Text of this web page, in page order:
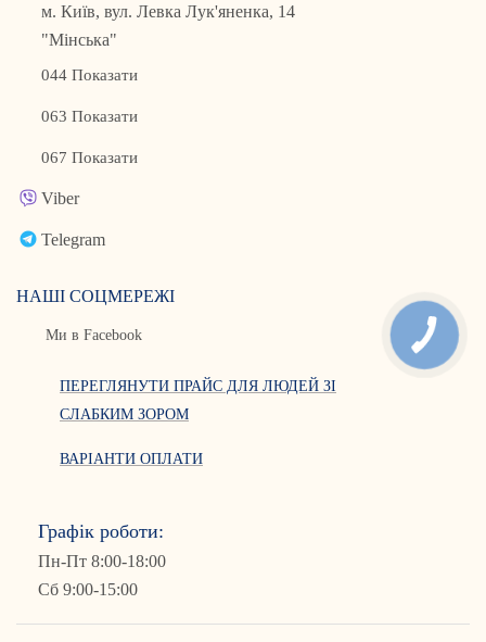
Графік роботи:
Пн-Пт 8:00-18:00
Сб 9:00-15:00
м. Київ, вул. Левка Лук'яненка, 14
"Мінська"
044 Показати
063 Показати
067 Показати
Viber
Telegram
НАШІ СОЦМЕРЕЖІ
Ми в Facebook
ПЕРЕГЛЯНУТИ ПРАЙС ДЛЯ ЛЮДЕЙ ЗІ
СЛАБКИМ ЗОРОМ
ВАРІАНТИ ОПЛАТИ